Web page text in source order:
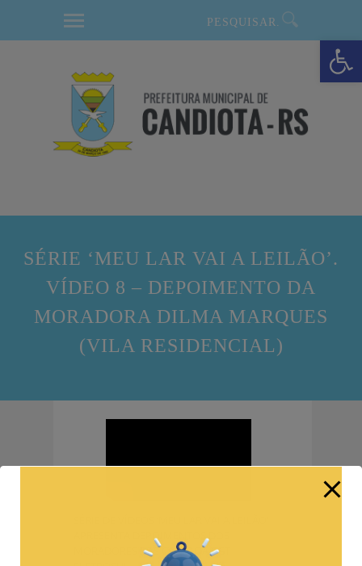
Barra de Ferramentas Aberta
SÉRIE ‘MEU LAR VAI A LEILÃO’.
VÍDEO 8 – DEPOIMENTO DA
MORADORA DILMA MARQUES
(VILA RESIDENCIAL)
APRESENTA DEPOIMENTOS DOS
MORADORES DAS CASAS DA CGT